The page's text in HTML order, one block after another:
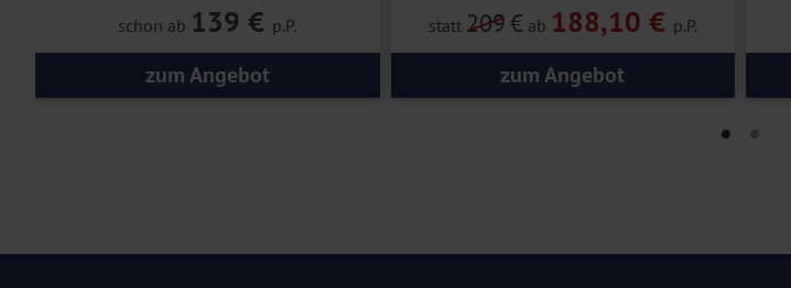
schon ab 139 € p.P.
zum Angebot
statt 209€ ab 188,10 € p.P.
zum Angebot